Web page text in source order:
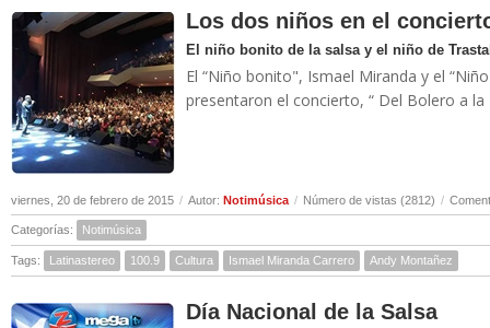
Los dos niños en el
El niño bonito de la salsa y el niño de
El “Niño bonito", Ismael Miranda y el
presentaron el concierto, “ Del Bolero a la
viernes, 20 de febrero de 2015 / Autor: Notimúsica / Número de vistas (2812) /
Categorías: Notimúsica
Tags: Latinastereo 100.9 Cultura Ismael Miranda Carrero Andy Montañez
Día Nacional de la Salsa